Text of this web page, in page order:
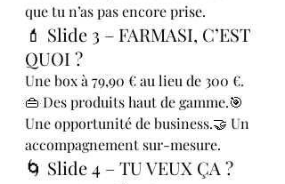
que tu n’as pas encore prise.
💄 Slide 3 – FARMASI, C’EST
QUOI ?
Une box à 79,90 € au lieu de 300 €.
👜 Des produits haut de gamme.🎯
Une opportunité de business.🤝 Un
accompagnement sur-mesure.
🌀 Slide 4 – TU VEUX ÇA ?